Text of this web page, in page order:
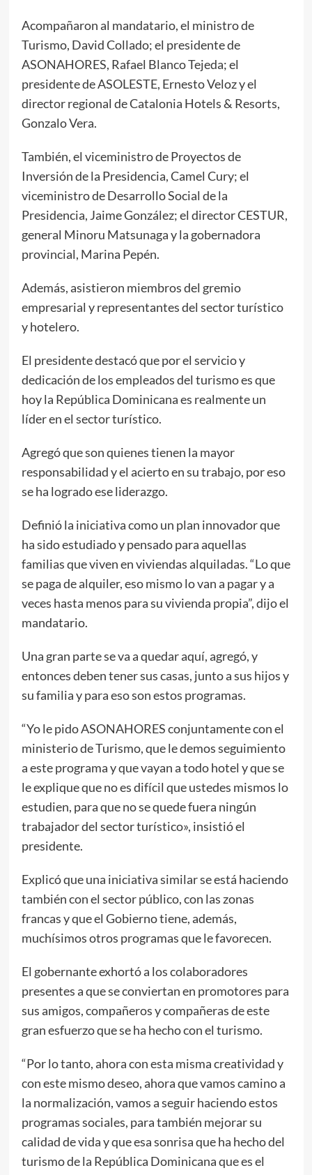
Acompañaron al mandatario, el ministro de
Turismo, David Collado; el presidente de
ASONAHORES, Rafael Blanco Tejeda; el
presidente de ASOLESTE, Ernesto Veloz y el
director regional de Catalonia Hotels & Resorts,
Gonzalo Vera.
También, el viceministro de Proyectos de
Inversión de la Presidencia, Camel Cury; el
viceministro de Desarrollo Social de la
Presidencia, Jaime González; el director CESTUR,
general Minoru Matsunaga y la gobernadora
provincial, Marina Pepén.
Además, asistieron miembros del gremio
empresarial y representantes del sector turístico
y hotelero.
El presidente destacó que por el servicio y
dedicación de los empleados del turismo es que
hoy la República Dominicana es realmente un
líder en el sector turístico.
Agregó que son quienes tienen la mayor
responsabilidad y el acierto en su trabajo, por eso
se ha logrado ese liderazgo.
Definió la iniciativa como un plan innovador que
ha sido estudiado y pensado para aquellas
familias que viven en viviendas alquiladas. “Lo que
se paga de alquiler, eso mismo lo van a pagar y a
veces hasta menos para su vivienda propia”, dijo el
mandatario.
Una gran parte se va a quedar aquí, agregó, y
entonces deben tener sus casas, junto a sus hijos y
su familia y para eso son estos programas.
“Yo le pido ASONAHORES conjuntamente con el
ministerio de Turismo, que le demos seguimiento
a este programa y que vayan a todo hotel y que se
le explique que no es difícil que ustedes mismos lo
estudien, para que no se quede fuera ningún
trabajador del sector turístico», insistió el
presidente.
Explicó que una iniciativa similar se está haciendo
también con el sector público, con las zonas
francas y que el Gobierno tiene, además,
muchísimos otros programas que le favorecen.
El gobernante exhortó a los colaboradores
presentes a que se conviertan en promotores para
sus amigos, compañeros y compañeras de este
gran esfuerzo que se ha hecho con el turismo.
“Por lo tanto, ahora con esta misma creatividad y
con este mismo deseo, ahora que vamos camino a
la normalización, vamos a seguir haciendo estos
programas sociales, para también mejorar su
calidad de vida y que esa sonrisa que ha hecho del
turismo de la República Dominicana que es el